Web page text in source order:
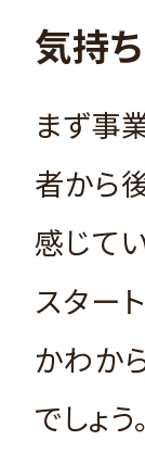
気持
まず事
者から
感じて
スター
かわか
でしょ